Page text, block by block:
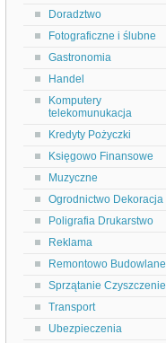
Doradztwo
Fotograficzne i ślubne
Gastronomia
Handel
Komputery
telekomunukacja
Kredyty Pożyczki
Księgowo Finansowe
Muzyczne
Ogrodnictwo Dekoracja
Poligrafia Drukarstwo
Reklama
Remontowo Budowlane
Sprzątanie Czyszczenie
Transport
Ubezpieczenia